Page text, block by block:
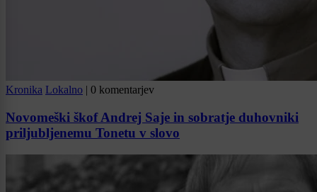
Kronika Lokalno | 0 komentarjev
Novomeški škof Andrej Saje in sobratje duhovniki
priljubljenemu Tonetu v slovo